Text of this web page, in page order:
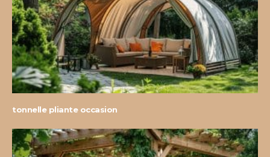
tonnelle pliante occasion